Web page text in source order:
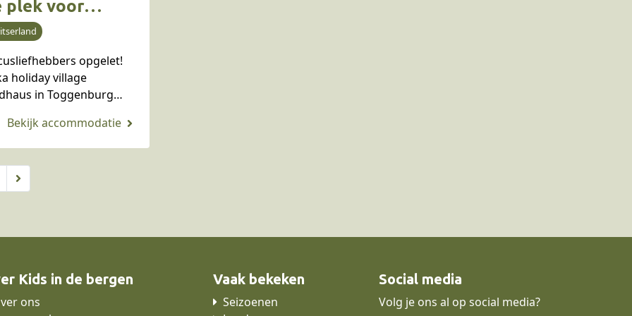
plek voor
in de
Zwitserse
opgelet!
holiday village
in Toggenburg
in de
omgetoverd tot een
circuswereld. In
vakantieresort geniet je
alleen van een
Kids in de bergen
ons
Vaak bekeken
Seizoenen
Social media
Volg je ons al op social media?